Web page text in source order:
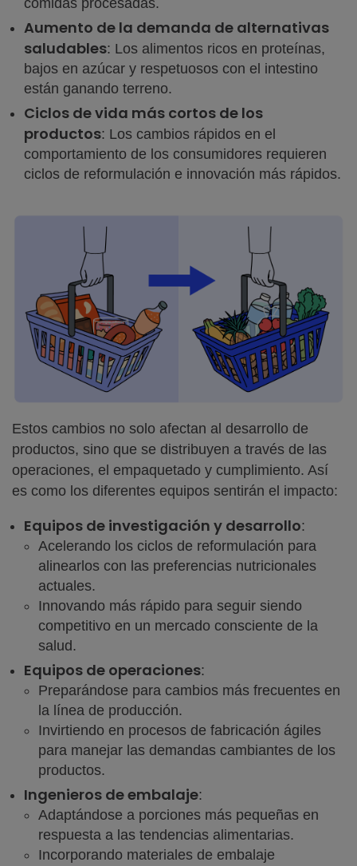
comidas procesadas.
Aumento de la demanda de alternativas
saludables: Los alimentos ricos en proteínas,
bajos en azúcar y respetuosos con el intestino
están ganando terreno.
Ciclos de vida más cortos de los
productos: Los cambios rápidos en el
comportamiento de los consumidores requieren
ciclos de reformulación e innovación más rápidos.
Estos cambios no solo afectan al desarrollo de
productos, sino que se distribuyen a través de las
operaciones, el empaquetado y cumplimiento. Así
es como los diferentes equipos sentirán el impacto:
Equipos de investigación y desarrollo:
Acelerando los ciclos de reformulación para
alinearlos con las preferencias nutricionales
actuales.
Innovando más rápido para seguir siendo
competitivo en un mercado consciente de la
salud.
Equipos de operaciones:
Preparándose para cambios más frecuentes en
la línea de producción.
Invirtiendo en procesos de fabricación ágiles
para manejar las demandas cambiantes de los
productos.
Ingenieros de embalaje:
Adaptándose a porciones más pequeñas en
respuesta a las tendencias alimentarias.
Incorporando materiales de embalaje